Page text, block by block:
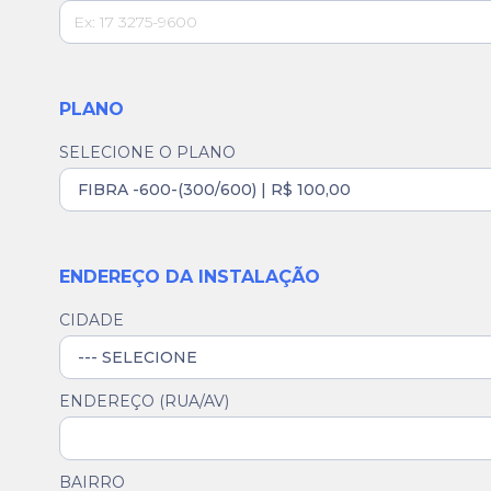
PLANO
SELECIONE O PLANO
ENDEREÇO DA INSTALAÇÃO
CIDADE
ENDEREÇO (RUA/AV)
BAIRRO